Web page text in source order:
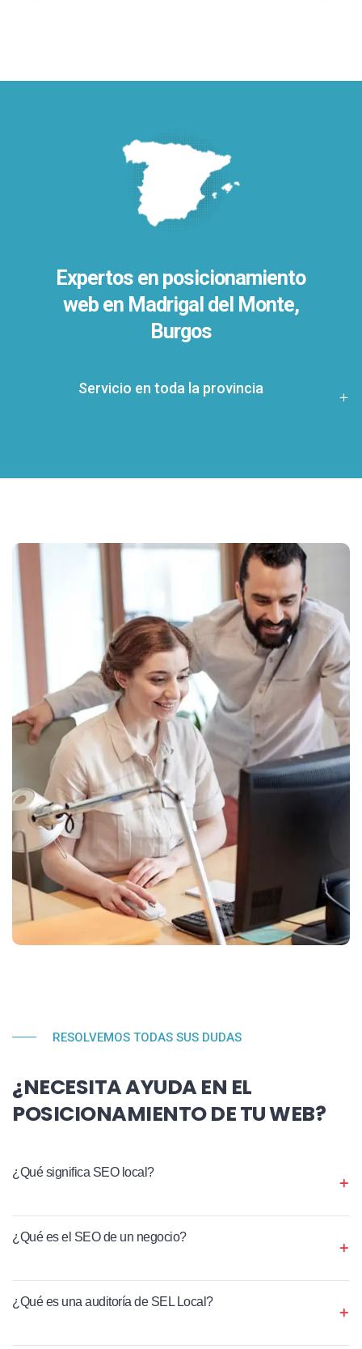
Expertos en posicionamiento
web en Madrigal del Monte,
Burgos
Servicio en toda la provincia
RESOLVEMOS TODAS SUS DUDAS
¿NECESITA AYUDA EN EL
POSICIONAMIENTO DE TU WEB?
¿Qué significa SEO local?
¿Qué es el SEO de un negocio?
¿Qué es una auditoría de SEL Local?